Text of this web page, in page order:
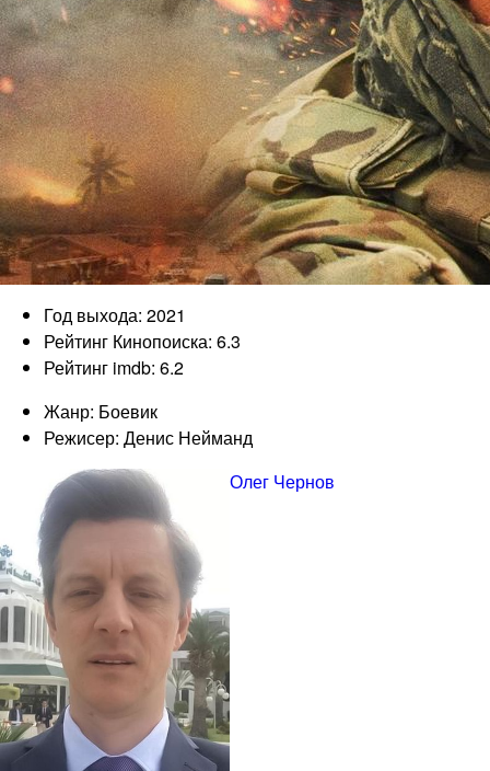
Год выхода: 2021
Рейтинг Кинопоиска: 6.3
Рейтинг imdb: 6.2
Жанр: Боевик
Режисер: Денис Нейманд
Олег Чернов